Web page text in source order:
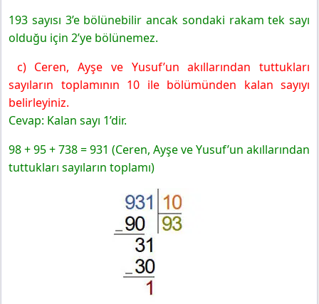
193 sayısı 3’e bölünebilir ancak sondaki rakam tek sayı
olduğu için 2’ye bölünemez.
c) Ceren, Ayşe ve Yusuf’un akıllarından tuttukları
sayıların toplamının 10 ile bölümünden kalan sayıyı
belirleyiniz.
Cevap: Kalan sayı 1’dir.
98 + 95 + 738 = 931 (Ceren, Ayşe ve Yusuf’un akıllarından
tuttukları sayıların toplamı)